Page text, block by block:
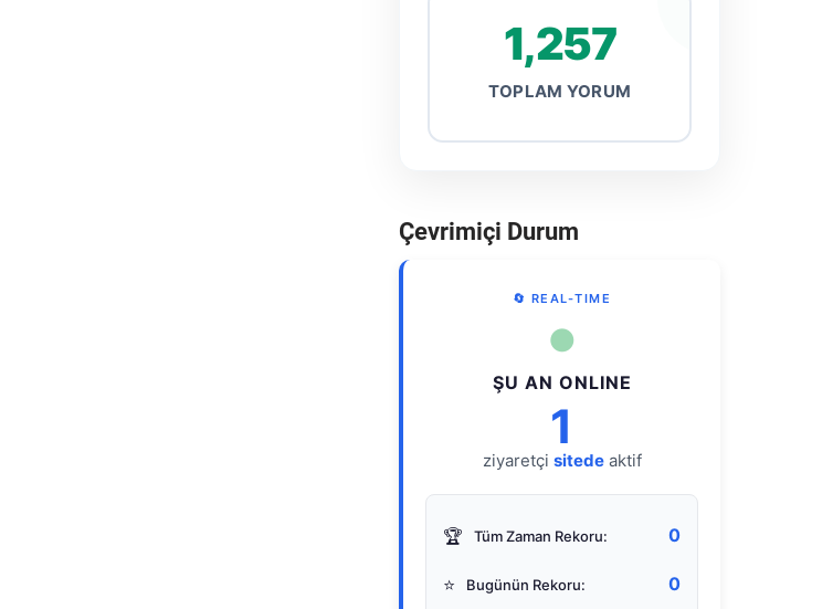
1,257
TOPLAM YORUM
Çevrimiçi Durum
🔄 REAL-TIME
●
ŞU AN ONLINE
1
ziyaretçi sitedeaktif
🏆 Tüm Zaman Rekoru: 0
⭐ Bugünün Rekoru: 0